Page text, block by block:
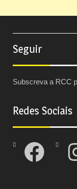
Seguir
Subscreva a RCC
Redes Sociais
Facebook